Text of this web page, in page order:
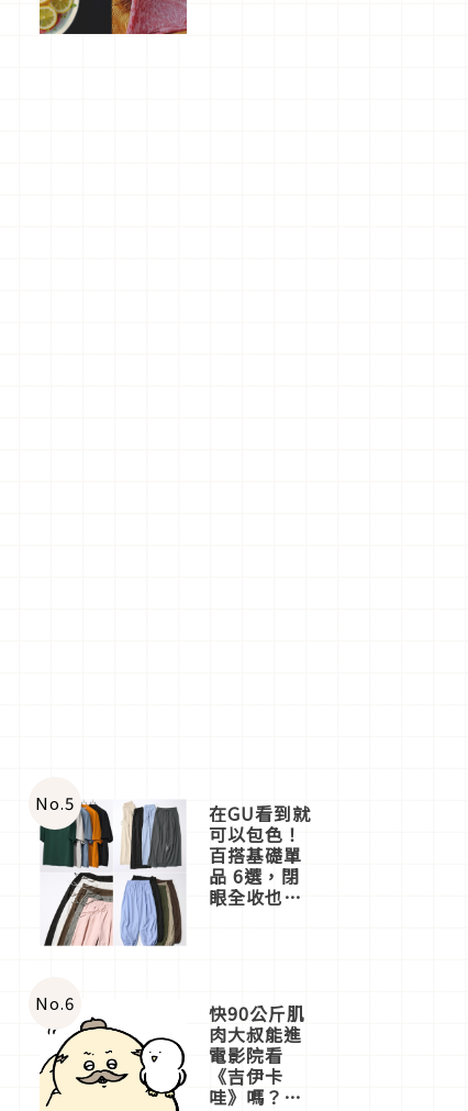
No.5 在GU看到就
可以包色！
百搭基礎單
品 6選，閉
眼全收也不
No.6 快90公斤肌
肉大叔能進
電影院看
《吉伊卡
哇》嗎？日